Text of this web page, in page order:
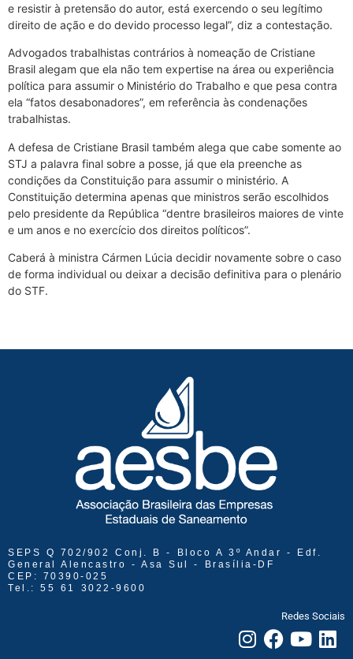
e resistir à pretensão do autor, está exercendo o seu legítimo
direito de ação e do devido processo legal”, diz a contestação.
Advogados trabalhistas contrários à nomeação de Cristiane
Brasil alegam que ela não tem expertise na área ou experiência
política para assumir o Ministério do Trabalho e que pesa contra
ela “fatos desabonadores”, em referência às condenações
trabalhistas.
A defesa de Cristiane Brasil também alega que cabe somente ao
STJ a palavra final sobre a posse, já que ela preenche as
condições da Constituição para assumir o ministério. A
Constituição determina apenas que ministros serão escolhidos
pelo presidente da República “dentre brasileiros maiores de vinte
e um anos e no exercício dos direitos políticos”.
Caberá à ministra Cármen Lúcia decidir novamente sobre o caso
de forma individual ou deixar a decisão definitiva para o plenário
do STF.
SEPS Q 702/902 Conj. B - Bloco A 3º Andar - Edf.
General Alencastro - Asa Sul - Brasília-DF
CEP: 70390-025
Tel.: 55 61 3022-9600
Redes Sociais